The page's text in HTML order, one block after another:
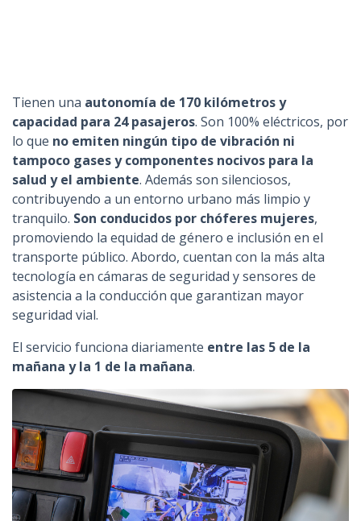
Tienen una autonomía de 170 kilómetros y
capacidad para 24 pasajeros. Son 100% eléctricos, por
lo que no emiten ningún tipo de vibración ni
tampoco gases y componentes nocivos para la
salud y el ambiente. Además son silenciosos,
contribuyendo a un entorno urbano más limpio y
tranquilo. Son conducidos por chóferes mujeres,
promoviendo la equidad de género e inclusión en el
transporte público. Abordo, cuentan con la más alta
tecnología en cámaras de seguridad y sensores de
asistencia a la conducción que garantizan mayor
seguridad vial.
El servicio funciona diariamente entre las 5 de la
mañana y la 1 de la mañana.